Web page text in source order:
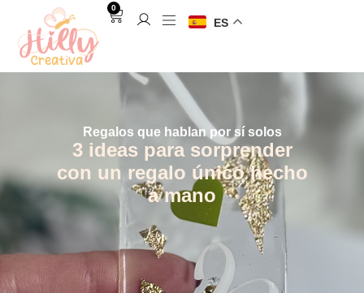
0
ES
Regalos que hablan por sí solos
3 ideas para sorprender
con un regalo único hecho
a mano